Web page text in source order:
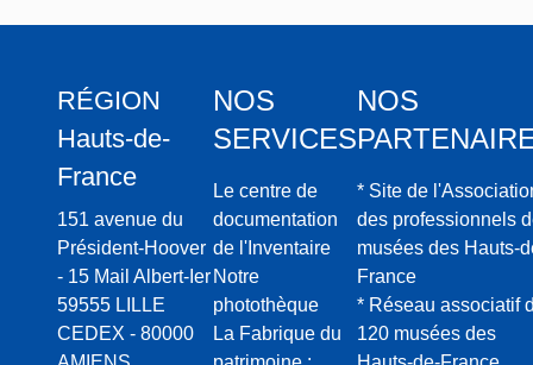
RÉGION
Hauts-de-
France
151 avenue du
Président-Hoover
- 15 Mail Albert-Ier
59555 LILLE
CEDEX - 80000
NOS
SERVICES
Le centre de
documentation
de l'Inventaire
Notre
photothèque
La Fabrique du
NOS
* Site de
des professionnels
musées des Hauts-
France
* Réseau associatif
120 musées des